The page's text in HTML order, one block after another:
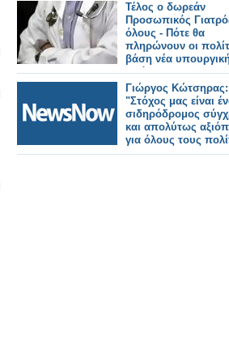
Τέλος ο δωρεάν
Προσωπικός
όλους - Πότε θα
πληρώνουν οι
βάση νέα
απόφαση
Γιώργος Κώτσηρας:
"Στόχος μας είναι
σιδηρόδρομος
και απολύτως
για όλους τους